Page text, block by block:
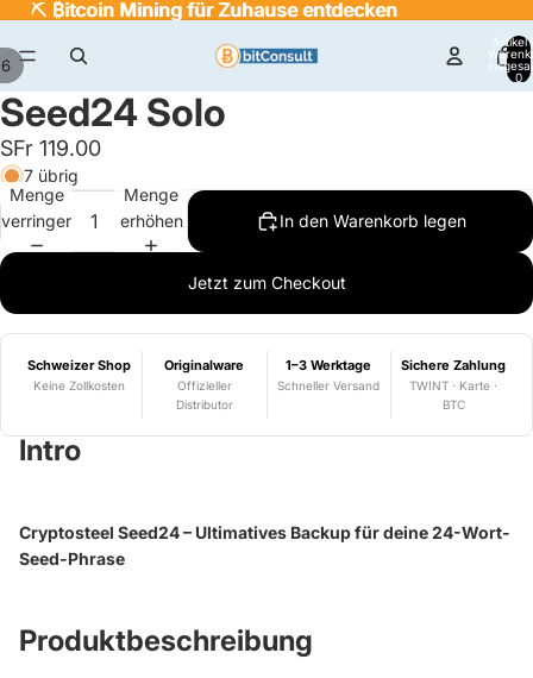
⛏️ ₿itcoin Mining für Zuhause entdecken
⛏️ ₿itcoin Mining für Zuhause entdecken
Artikel
0
6
Seed24 Solo
SFr 119.00
7 übrig
Menge
verringern
Menge
erhöhen
In den Warenkorb legen
Jetzt zum Checkout
Schweizer Shop
Keine Zollkosten
Originalware
Offizieller
Distributor
1–3 Werktage
Schneller Versand
Sichere Zahlung
TWINT · Karte ·
BTC
Intro
Cryptosteel Seed24 – Ultimatives Backup für deine 24-Wort-
Seed-Phrase
Produktbeschreibung